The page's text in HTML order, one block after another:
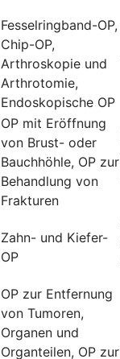
Fesselringband-OP,
Chip-OP,
Arthroskopie und
Arthrotomie,
Endoskopische OP
OP mit Eröffnung
von Brust- oder
Bauchhöhle, OP zur
Behandlung von
Frakturen
Zahn- und Kiefer-
OP
OP zur Entfernung
von Tumoren,
Organen und
Organteilen, OP zur